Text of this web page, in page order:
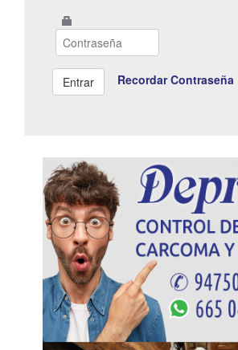
Recordar Contraseña